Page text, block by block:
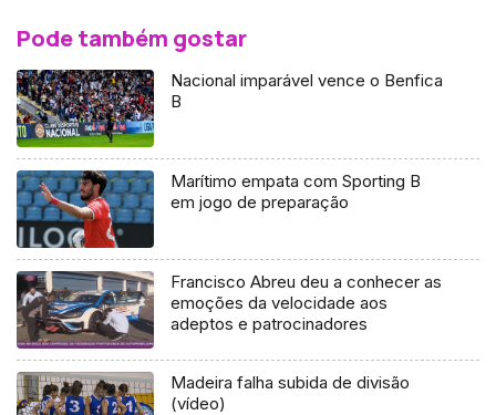
Pode também gostar
Nacional imparável vence o Benfica
B
Marítimo empata com Sporting B
em jogo de preparação
Francisco Abreu deu a conhecer as
emoções da velocidade aos
adeptos e patrocinadores
Madeira falha subida de divisão
(vídeo)